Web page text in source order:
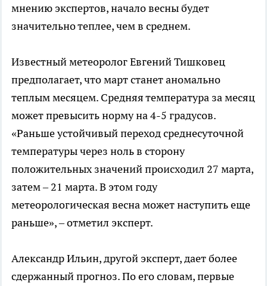
мнению экспертов, начало весны будет
значительно теплее, чем в среднем.
Известный метеоролог Евгений Тишковец
предполагает, что март станет аномально
теплым месяцем. Средняя температура за месяц
может превысить норму на 4-5 градусов.
«Раньше устойчивый переход среднесуточной
температуры через ноль в сторону
положительных значений происходил 27 марта,
затем – 21 марта. В этом году
метеорологическая весна может наступить еще
раньше», – отметил эксперт.
Александр Ильин, другой эксперт, дает более
сдержанный прогноз. По его словам, первые